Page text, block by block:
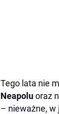
Tego lata nie
Neapoluoraz
– nieważne, w